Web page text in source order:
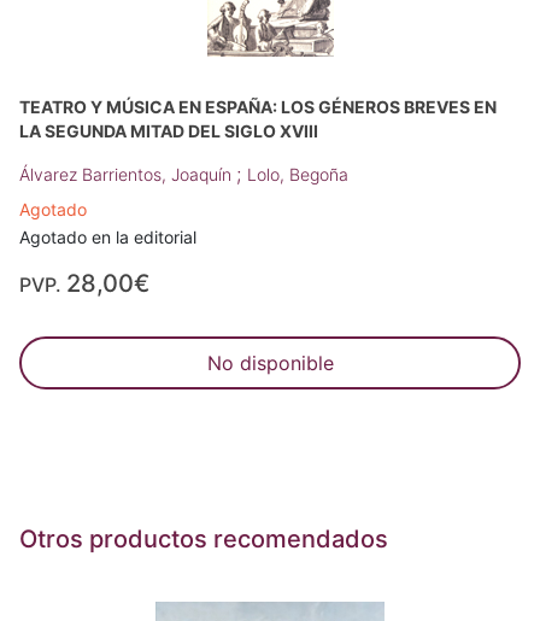
TEATRO Y MÚSICA EN ESPAÑA: LOS GÉNEROS BREVES EN
LA SEGUNDA MITAD DEL SIGLO XVIII
Álvarez Barrientos, Joaquín ; Lolo, Begoña
Agotado
Agotado en la editorial
PVP. 28,00€
No disponible
Otros productos recomendados